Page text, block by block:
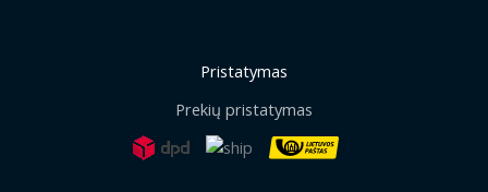
Pristatymas
Prekių pristatymas